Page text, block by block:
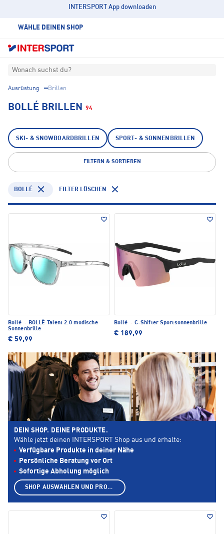
INTERSPORT App downloaden
WÄHLE DEINEN SHOP
Wonach suchst du?
Ausrüstung Brillen
BOLLÉ BRILLEN 94
SKI- & SNOWBOARDBRILLEN SPORT- & SONNENBRILLEN
FILTERN & SORTIEREN
BOLLÉ FILTER LÖSCHEN
Bollé ·
BOLLÈ Talent 2.0 modische
Sonnenbrille
€ 59,99
Bollé · C-Shifter Sportsonnenbrille
€ 189,99
DEIN SHOP. DEINE PRODUKTE.
Wähle jetzt deinen INTERSPORT Shop aus und erhalte:
Verfügbare Produkte in deiner Nähe
Persönliche Beratung vor Ort
Sofortige Abholung möglich
SHOP AUSWÄHLEN UND PRODUKTE ANZEIGEN